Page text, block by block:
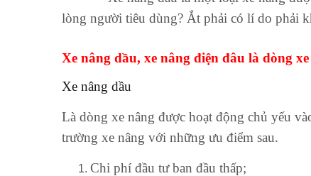
lòng người tiêu dùng? Ắt phải có lí do phải
Xe nâng dầu, xe nâng điện đâu là dòng
Xe nâng dầu
Là dòng xe nâng được hoạt động chủ yếu
trường xe nâng với những ưu điểm sau.
Chi phí đầu tư ban đầu thấp;